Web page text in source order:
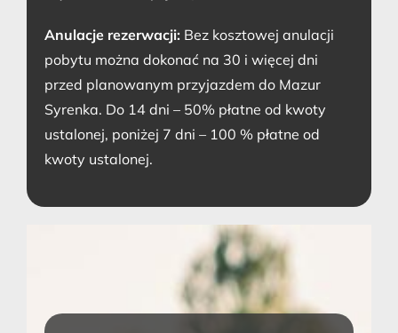
Anulacje rezerwacji: Bez kosztowej anulacji
pobytu można dokonać na 30 i więcej dni
przed planowanym przyjazdem do Mazur
Syrenka. Do 14 dni – 50% płatne od kwoty
ustalonej, poniżej 7 dni – 100 % płatne od
kwoty ustalonej.